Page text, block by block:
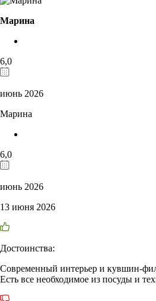
Марина
6,0
июнь 2026
Марина
6,0
июнь 2026
13 июня 2026
Достоинства:
Современный интерьер и кувшин-
Есть все необходимое из посуды и